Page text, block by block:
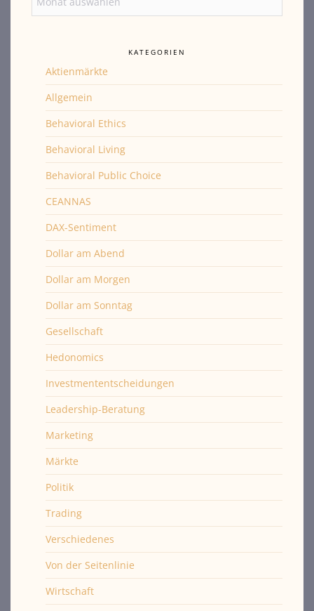
KATEGORIEN
Aktienmärkte
Allgemein
Behavioral Ethics
Behavioral Living
Behavioral Public Choice
CEANNAS
DAX-Sentiment
Dollar am Abend
Dollar am Morgen
Dollar am Sonntag
Gesellschaft
Hedonomics
Investmententscheidungen
Leadership-Beratung
Marketing
Märkte
Politik
Trading
Verschiedenes
Von der Seitenlinie
Wirtschaft